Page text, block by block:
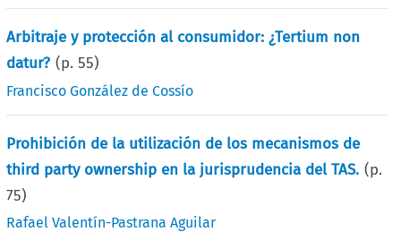
Arbitraje y protección al consumidor: ¿Tertium non
datur? (p.55)
Francisco González de Cossío
Prohibición de la utilización de los mecanismos de
third party ownership en la jurisprudencia del TAS. (p.
75)
Rafael Valentín-Pastrana Aguilar